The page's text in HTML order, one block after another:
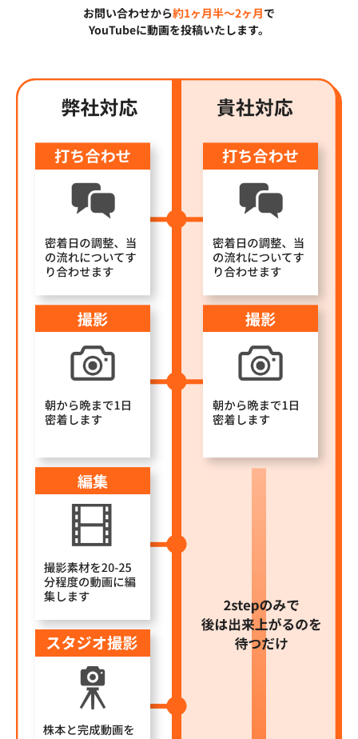
お問い合わせから約1ヶ月半〜2ヶ月で
YouTubeに動画を投稿いたします。